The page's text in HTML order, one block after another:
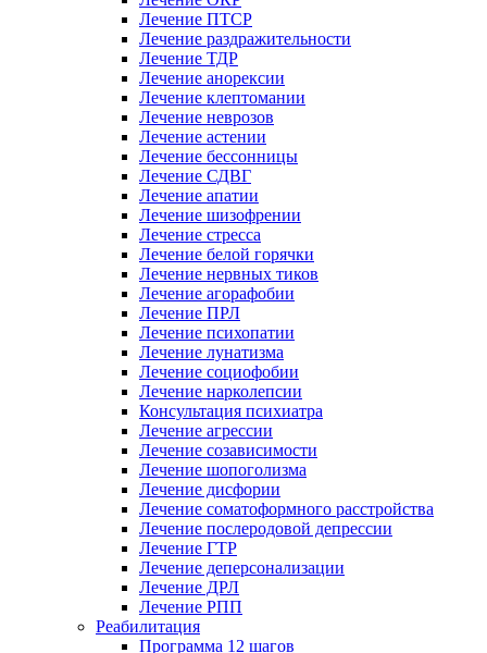
Лечение ПТСР
Лечение раздражительности
Лечение ТДР
Лечение анорексии
Лечение клептомании
Лечение неврозов
Лечение астении
Лечение бессонницы
Лечение СДВГ
Лечение апатии
Лечение шизофрении
Лечение стресса
Лечение белой горячки
Лечение нервных тиков
Лечение агорафобии
Лечение ПРЛ
Лечение психопатии
Лечение лунатизма
Лечение социофобии
Лечение нарколепсии
Консультация психиатра
Лечение агрессии
Лечение созависимости
Лечение шопоголизма
Лечение дисфории
Лечение соматоформного расстройства
Лечение послеродовой депрессии
Лечение ГТР
Лечение деперсонализации
Лечение ДРЛ
Лечение РПП
Реабилитация
Программа 12 шагов